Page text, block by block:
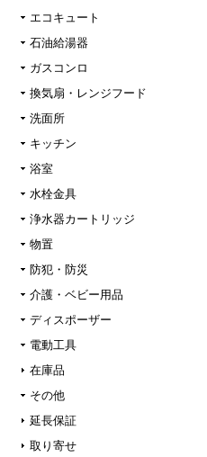
エコキュート
石油給湯器
ガスコンロ
換気扇・レンジフード
洗面所
キッチン
浴室
水栓金具
浄水器カートリッジ
物置
防犯・防災
介護・ベビー用品
ディスポーザー
電動工具
在庫品
その他
延長保証
取り寄せ